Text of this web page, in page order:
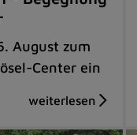
August zum
Center ein